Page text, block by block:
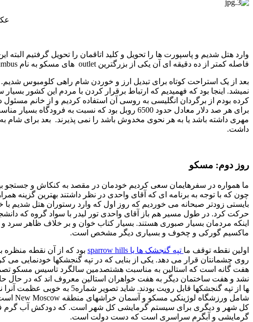
عکس
وارد هتل شدیم و پاسپورت ها را تحویل و کلید اتاقمان را تحویل گرفتیم
فاصله کمتر از ده دقیقه ای آن یکی از بزرگترین outlet های مسکو به نام Columbus قرار داشت که برای افراد اهل خرید بسیار خوب بود.
بعد از یک استراحت کوتاه برای تبدیل ارز و خوردن شام راهی کلومبوس
برای هر صد دلار معادل حدود 6500 روبل بود که
مهری داشته باشد یا به هر نحوی مخدوش باشد را نمی پذیرند. بعد برای
داشت.
روز دوم: مسکو
ما همواره در سفرهایمان سعی کردیم خودمان در مقصد به کنکاش و جستجو
حرکت کرد. در طول مسیر هم باز آقای واحدی تور لیدر با سواد گروه که
اینکه مردمان بسیار صبوری هستند. بسیار کتاب خوان و بر خلاف ظاهر سرد
ماکسیم گورکی و چخوف و بسیاری دیگر مشخص است.
اولین نقطه توقف ما تپه گنجشک ها یا sparrow hills
بود که از آن نقطه
روی چشمانتان قرار می دهد. یکی از بنایی که در تپه گنجشک­ها خودنمایی
هفت گانه است که استالین به مناسبت هشتصدمین سالگرد تاسیس مسکو
کل شهر و دیگری برای سیستم گرمایشی کل شهر است. که دودکش آب گرم
گرمایشی و آبگرم سراسری است که دست دولت است.